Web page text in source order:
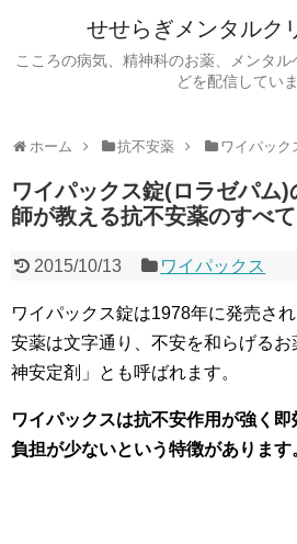
せせらぎメンタルク
こころの病気、精神科のお薬、メンタ
どを配信してい
ホーム 抗不安薬 ワイパック
ワイパックス錠(ロラゼパム
師が教える抗不安薬のすべて
2015/10/13 ワイパックス
ワイパックス錠は1978年に発売さ
安薬は文字通り、不安を和らげる
神安定剤」とも呼ばれます。
ワイパックスは抗不安作用が強く
負担が少ないという特徴があります